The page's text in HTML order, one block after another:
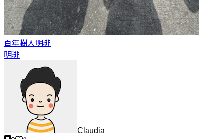
百年樹人 明琲
明琲
Claudia